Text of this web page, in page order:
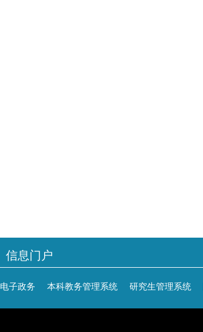
信息门户
电子政务 本科教务管理系统 研究生管理系统